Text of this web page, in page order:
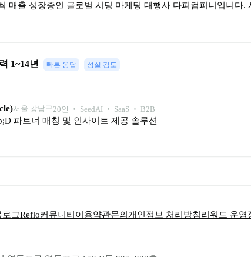
매출 성장중인 글로벌 시딩 마케팅 대행사 다퍼컴퍼니입니다.
1~14년 빠른 응답 성실 검토
서울 강남구20인 ‧ SeedAI ‧ SaaS ‧ B2B
파트너 매칭 및 인사이트 제공 솔루션
로그Reflo커뮤니티 이용약관문의 개인정보 처리방침리워드 운영